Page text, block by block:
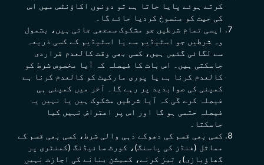
کرتے ہوئے پایا جاتا ہے تو دونوں اکاؤنٹس میں اس
کی جیت کو منسوخ کردیا جائے گا۔
ایسی تمام شرطیں جو مشکوک سمجھی جاتی ہیں، بشمول
وہ شرطیں جو اسٹیڈیم سے یا اسٹیڈیم کے کسی ذریعہ
سے لگائی گئیں ہیں، کسی بھی وقت کالعدم قراردی
جاسکتی ہیں۔ اس بات کا فیصلہ کہ آیا مخصوص شرط کو
کالعدم کرنا ہے یا پوری مارکیٹ کو کالعدم کرنا ہے
کمپنی کی صوابدید پر رہے گا۔ آخر میں کمپنی ہی
فیصلہ کرے گی کہ آیا شرطیں مشکوک ہیں یا نہیں یہ
فیصلہ حتمی ہو گا اور اس پر اعتراض نہیں کیا
جاسکتا۔
کسی بھی قسم کی دھوکے دہی والی شرط، کسی بھی قسم کے
مماثل (فنڈز کی پاسنگ)، کورٹ سائیڈنگ (کمنٹری پر
گھاؤبازی)، تیز کرنے، کمیشن بنانے کی اجازت نہیں